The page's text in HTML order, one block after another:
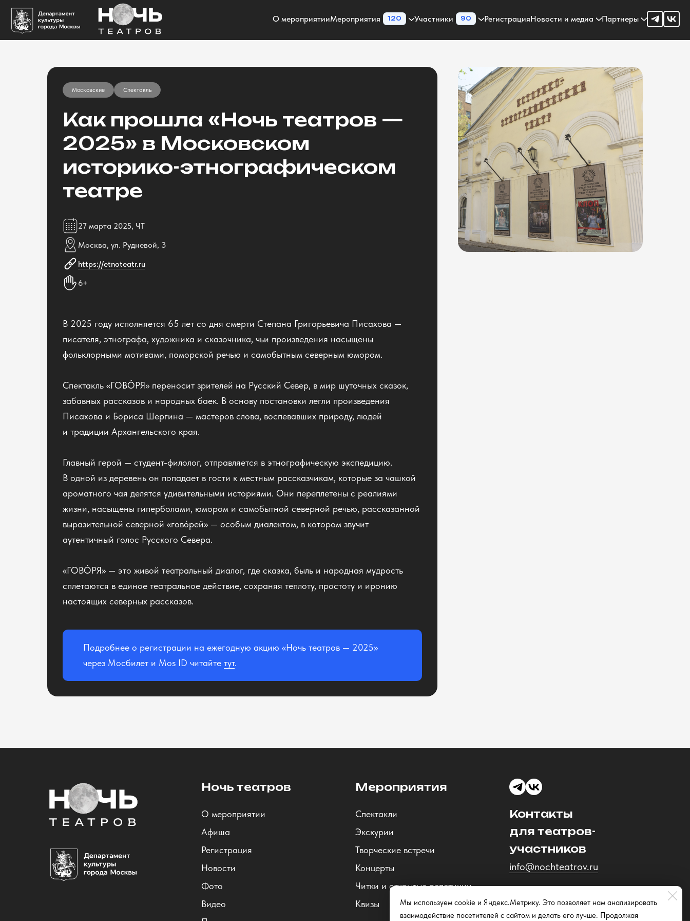
О мероприятииМероприятия 120 Участники 90 РегистрацияНовости и медиа Партнеры
Московские Спектакль
Как прошла «Ночь театров —
2025» в Московском
историко-этнографическом
театре
27 марта 2025, ЧТ
Москва, ул. Рудневой, 3
https://etnoteatr.ru
6+
В 2025 году исполняется 65 лет со дня смерти Степана Григорьевича Писахова —
писателя, этнографа, художника и сказочника, чьи произведения насыщены
фольклорными мотивами, поморской речью и самобытным северным юмором.
Спектакль «ГОВÓРЯ» переносит зрителей на Русский Север, в мир шуточных сказок,
забавных рассказов и народных баек. В основу постановки легли произведения
Писахова и Бориса Шергина — мастеров слова, воспевавших природу, людей
и традиции Архангельского края.
Главный герой — студент-филолог, отправляется в этнографическую экспедицию.
В одной из деревень он попадает в гости к местным рассказчикам, которые за чашкой
ароматного чая делятся удивительными историями. Они переплетены с реалиями
жизни, насыщены гиперболами, юмором и самобытной северной речью, рассказанной
выразительной северной «гово́рей» — особым диалектом, в котором звучит
аутентичный голос Русского Севера.
«ГОВÓРЯ» — это живой театральный диалог, где сказка, быль и народная мудрость
сплетаются в единое театральное действие, сохраняя теплоту, простоту и иронию
настоящих северных рассказов.
Подробнее о регистрации на ежегодную акцию «Ночь театров — 2025»
через Мосбилет и Mos ID читайте тут.
Мы используем cookie и Яндекс.Метрику. Это позволяет нам анализировать
взаимодействие посетителей с сайтом и делать его лучше. Продолжая
Ночь театров
О мероприятии
Афиша
Регистрация
Новости
Фото
Видео
Мероприятия
Спектакли
Экскурии
Творческие встречи
Концерты
Читки и открытые репетиции
Квизы
Контакты
для театров-
участников
info@nochteatrov.ru